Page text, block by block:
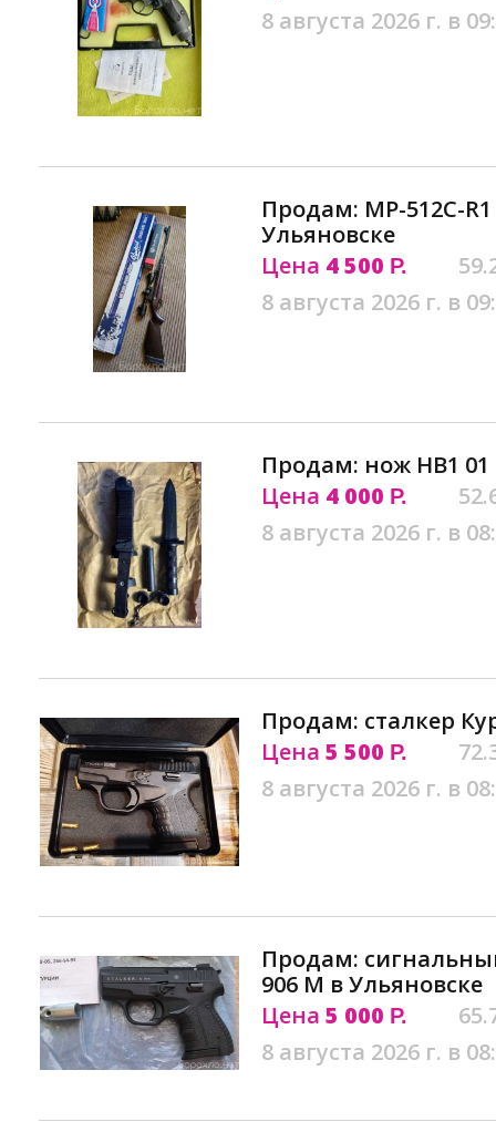
8 августа 2026 г. в
Продам: МР-512С-R1
Ульяновске
Цена 4 500 Р.
8 августа 2026 г. в
Продам: нож НВ1 01
Цена 4 000 Р.
8 августа 2026 г. в
Продам: сталкер
Цена 5 500 Р.
8 августа 2026 г. в
Продам:
906 M в Ульяновске
Цена 5 000 Р.
8 августа 2026 г. в